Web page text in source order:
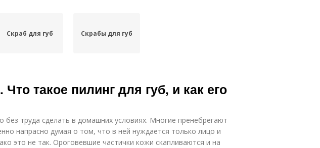
Скраб для губ Скрабы для губ
такое пилинг для губ, и как его
труда сделать в домашних условиях. Многие пренебрегают
напрасно думая о том, что в ней нуждается только лицо и
это не так. Ороговевшие частички кожи скапливаются и на